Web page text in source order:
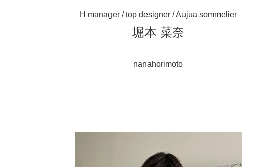
H manager / top designer / Aujua sommelier
堀本 菜奈
nanahorimoto